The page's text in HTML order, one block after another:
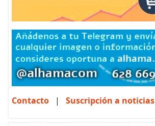
Contacto | Suscripción a noticias